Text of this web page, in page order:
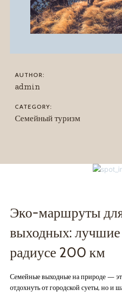
AUTHOR:
admin
CATEGORY:
Семейный туризм
Эко-маршруты
выходных: лучшие
радиусе 200 км
Семейные выходные на природе —
отдохнуть от городской суеты, но и